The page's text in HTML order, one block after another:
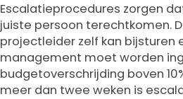
Escalatieprocedures zorgen
juiste persoon terechtkomen.
projectleider zelf kan bijsturen
management moet worden
budgetoverschrijding boven
meer dan twee weken is